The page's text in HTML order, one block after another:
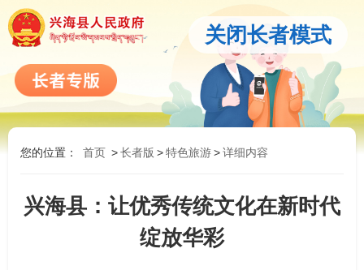
关闭长者模式
您的位置： 首页 >长者版 >特色旅游>详细内容
兴海县：让优秀传统文化在新时代
绽放华彩